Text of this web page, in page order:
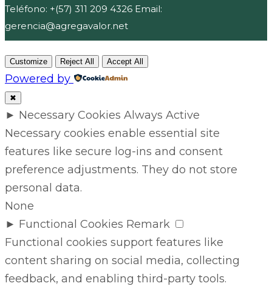
Teléfono: +(57) 311 209 4326 Email:
gerencia@agregavalor.net
Customize Reject All Accept All
Powered by
✖
► Necessary Cookies Always Active
Necessary cookies enable essential site
features like secure log-ins and consent
preference adjustments. They do not store
personal data.
None
► Functional Cookies Remark
Functional cookies support features like
content sharing on social media, collecting
feedback, and enabling third-party tools.